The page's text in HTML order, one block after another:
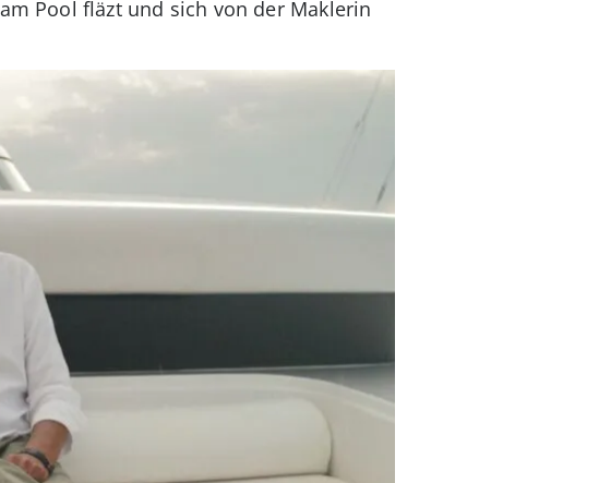
Pool fläzt und sich von der Maklerin